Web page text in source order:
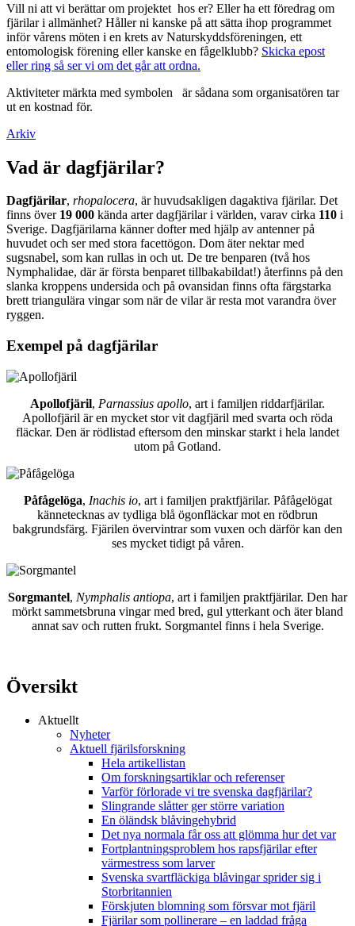
Vill ni att vi berättar om projektet hos er? Eller ha ett föredrag om
fjärilar i allmänhet? Håller ni kanske på att sätta ihop programmet
inför vårens möten i en krets av Naturskyddsföreningen, ett
entomologisk förening eller kanske en fågelklubb? Skicka epost
eller ring så ser vi om det går att ordna.
Aktiviteter märkta med symbolen
är sådana som organisatören tar
ut en kostnad för.
Arkiv
Vad är dagfjärilar?
Dagfjärilar, rhopalocera, är huvudsakligen dagaktiva fjärilar. Det
finns över 19 000 kända arter dagfjärilar i världen, varav cirka 110 i
Sverige. Dagfjärilarna känner dofter med hjälp av antenner på
huvudet och ser med stora facettögon. Dom äter nektar med
sugsnabel, som kan rullas in och ut. De tre benparen (två hos
Nymphalidae, där är första benparet tillbakabildat!) återfinns på den
slanka kroppens undersida och på ovansidan finns ofta färgstarka
brett triangulära vingar som när de vilar är resta mot varandra över
ryggen.
Exempel på dagfjärilar
Apollofjäril, Parnassius apollo, art i familjen riddarfjärilar.
Apollofjäril är en mycket stor vit dagfjäril med svarta och röda
fläckar. Den är rödlistad eftersom den minskar starkt i hela landet
utom på Gotland.
Påfågelöga, Inachis io, art i familjen praktfjärilar. Påfågelögat
kännetecknas av tydliga blå ögonfläckar mot en rödbrun
bakgrundsfärg. Fjärilen övervintrar som vuxen och därför kan den
ses mycket tidigt på våren.
Sorgmantel, Nymphalis antiopa, art i familjen praktfjärilar. Den har
mörkt sammetsbruna vingar med bred, gul ytterkant och äter bland
annat sav och rutten frukt. Sorgmantel finns i hela Sverige.
Översikt
Aktuellt
Nyheter
Aktuell fjärilsforskning
Hela artikellistan
Om forskningsartiklar och referenser
Varför förlorade vi tre svenska dagfjärilar?
Slingrande slåtter ger större variation
En öländsk blåvingehybrid
Det nya normala får oss att glömma hur det var
Fortplantningsproblem hos rapsfjärilar efter
värmestress som larver
Svenska svartfläckiga blåvingar sprider sig i
Storbritannien
Förskjuten blomning som försvar mot fjäril
Fjärilar som pollinerare – en laddad fråga